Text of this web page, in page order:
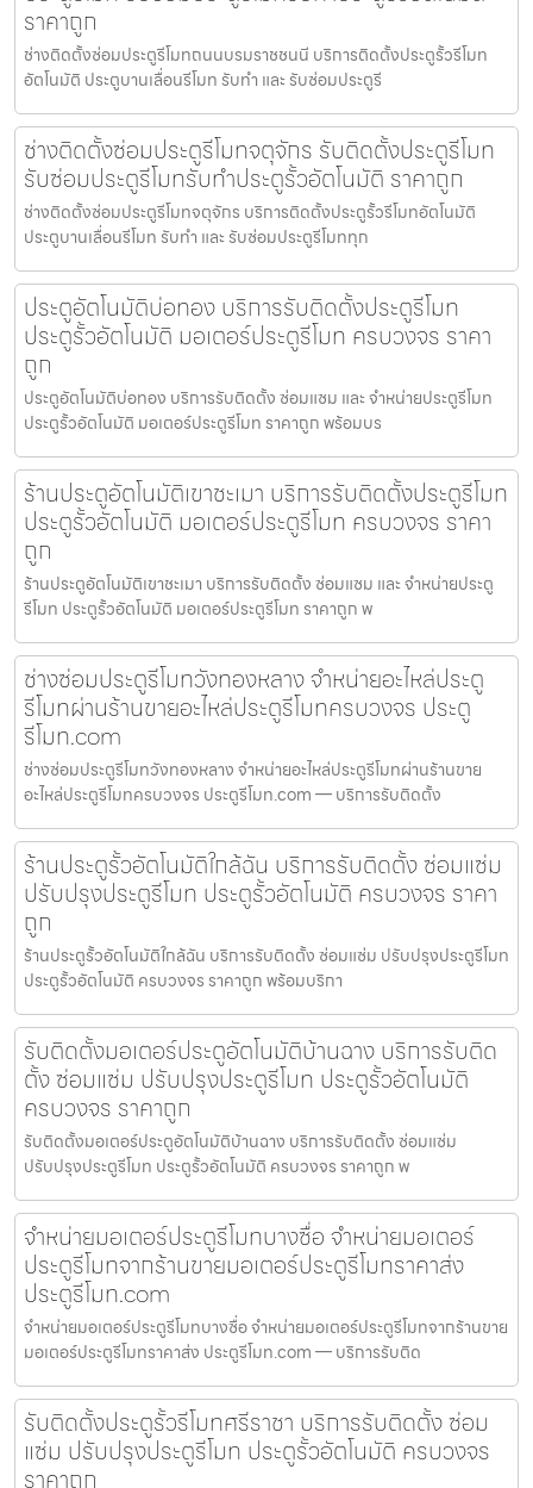
ราคาถูก
ช่างติดตั้งซ่อมประตูรีโมทถนนบรมราชชนนี บริการติดตั้งประตูรั้วรีโมท
อัตโนมัติ ประตูบานเลื่อนรีโมท รับทำ และ รับซ่อมประตูรี
ช่างติดตั้งซ่อมประตูรีโมทจตุจักร รับติดตั้งประตูรีโมท
รับซ่อมประตูรีโมทรับทำประตูรั้วอัตโนมัติ ราคาถูก
ช่างติดตั้งซ่อมประตูรีโมทจตุจักร บริการติดตั้งประตูรั้วรีโมทอัตโนมัติ
ประตูบานเลื่อนรีโมท รับทำ และ รับซ่อมประตูรีโมททุก
ประตูอัตโนมัติบ่อทอง บริการรับติดตั้งประตูรีโมท
ประตูรั้วอัตโนมัติ มอเตอร์ประตูรีโมท ครบวงจร ราคา
ถูก
ประตูอัตโนมัติบ่อทอง บริการรับติดตั้ง ซ่อมแซม และ จำหน่ายประตูรีโมท
ประตูรั้วอัตโนมัติ มอเตอร์ประตูรีโมท ราคาถูก พร้อมบร
ร้านประตูอัตโนมัติเขาชะเมา บริการรับติดตั้งประตูรีโมท
ประตูรั้วอัตโนมัติ มอเตอร์ประตูรีโมท ครบวงจร ราคา
ถูก
ร้านประตูอัตโนมัติเขาชะเมา บริการรับติดตั้ง ซ่อมแซม และ จำหน่ายประตู
รีโมท ประตูรั้วอัตโนมัติ มอเตอร์ประตูรีโมท ราคาถูก พ
ช่างซ่อมประตูรีโมทวังทองหลาง จำหน่ายอะไหล่ประตู
รีโมทผ่านร้านขายอะไหล่ประตูรีโมทครบวงจร ประตู
รีโมท.com
ช่างซ่อมประตูรีโมทวังทองหลาง จำหน่ายอะไหล่ประตูรีโมทผ่านร้านขาย
อะไหล่ประตูรีโมทครบวงจร ประตูรีโมท.com — บริการรับติดตั้ง
ร้านประตูรั้วอัตโนมัติใกล้ฉัน บริการรับติดตั้ง ซ่อมแซ่ม
ปรับปรุงประตูรีโมท ประตูรั้วอัตโนมัติ ครบวงจร ราคา
ถูก
ร้านประตูรั้วอัตโนมัติใกล้ฉัน บริการรับติดตั้ง ซ่อมแซ่ม ปรับปรุงประตูรีโมท
ประตูรั้วอัตโนมัติ ครบวงจร ราคาถูก พร้อมบริกา
รับติดตั้งมอเตอร์ประตูอัตโนมัติบ้านฉาง บริการรับติด
ตั้ง ซ่อมแซ่ม ปรับปรุงประตูรีโมท ประตูรั้วอัตโนมัติ
ครบวงจร ราคาถูก
รับติดตั้งมอเตอร์ประตูอัตโนมัติบ้านฉาง บริการรับติดตั้ง ซ่อมแซ่ม
ปรับปรุงประตูรีโมท ประตูรั้วอัตโนมัติ ครบวงจร ราคาถูก พ
จำหน่ายมอเตอร์ประตูรีโมทบางซื่อ จำหน่ายมอเตอร์
ประตูรีโมทจากร้านขายมอเตอร์ประตูรีโมทราคาส่ง
ประตูรีโมท.com
จำหน่ายมอเตอร์ประตูรีโมทบางซื่อ จำหน่ายมอเตอร์ประตูรีโมทจากร้านขาย
มอเตอร์ประตูรีโมทราคาส่ง ประตูรีโมท.com — บริการรับติด
รับติดตั้งประตูรั้วรีโมทศรีราชา บริการรับติดตั้ง ซ่อม
แซ่ม ปรับปรุงประตูรีโมท ประตูรั้วอัตโนมัติ ครบวงจร
ราคาถูก